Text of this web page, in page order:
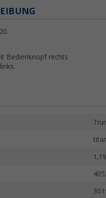
Bedienknopf rechts